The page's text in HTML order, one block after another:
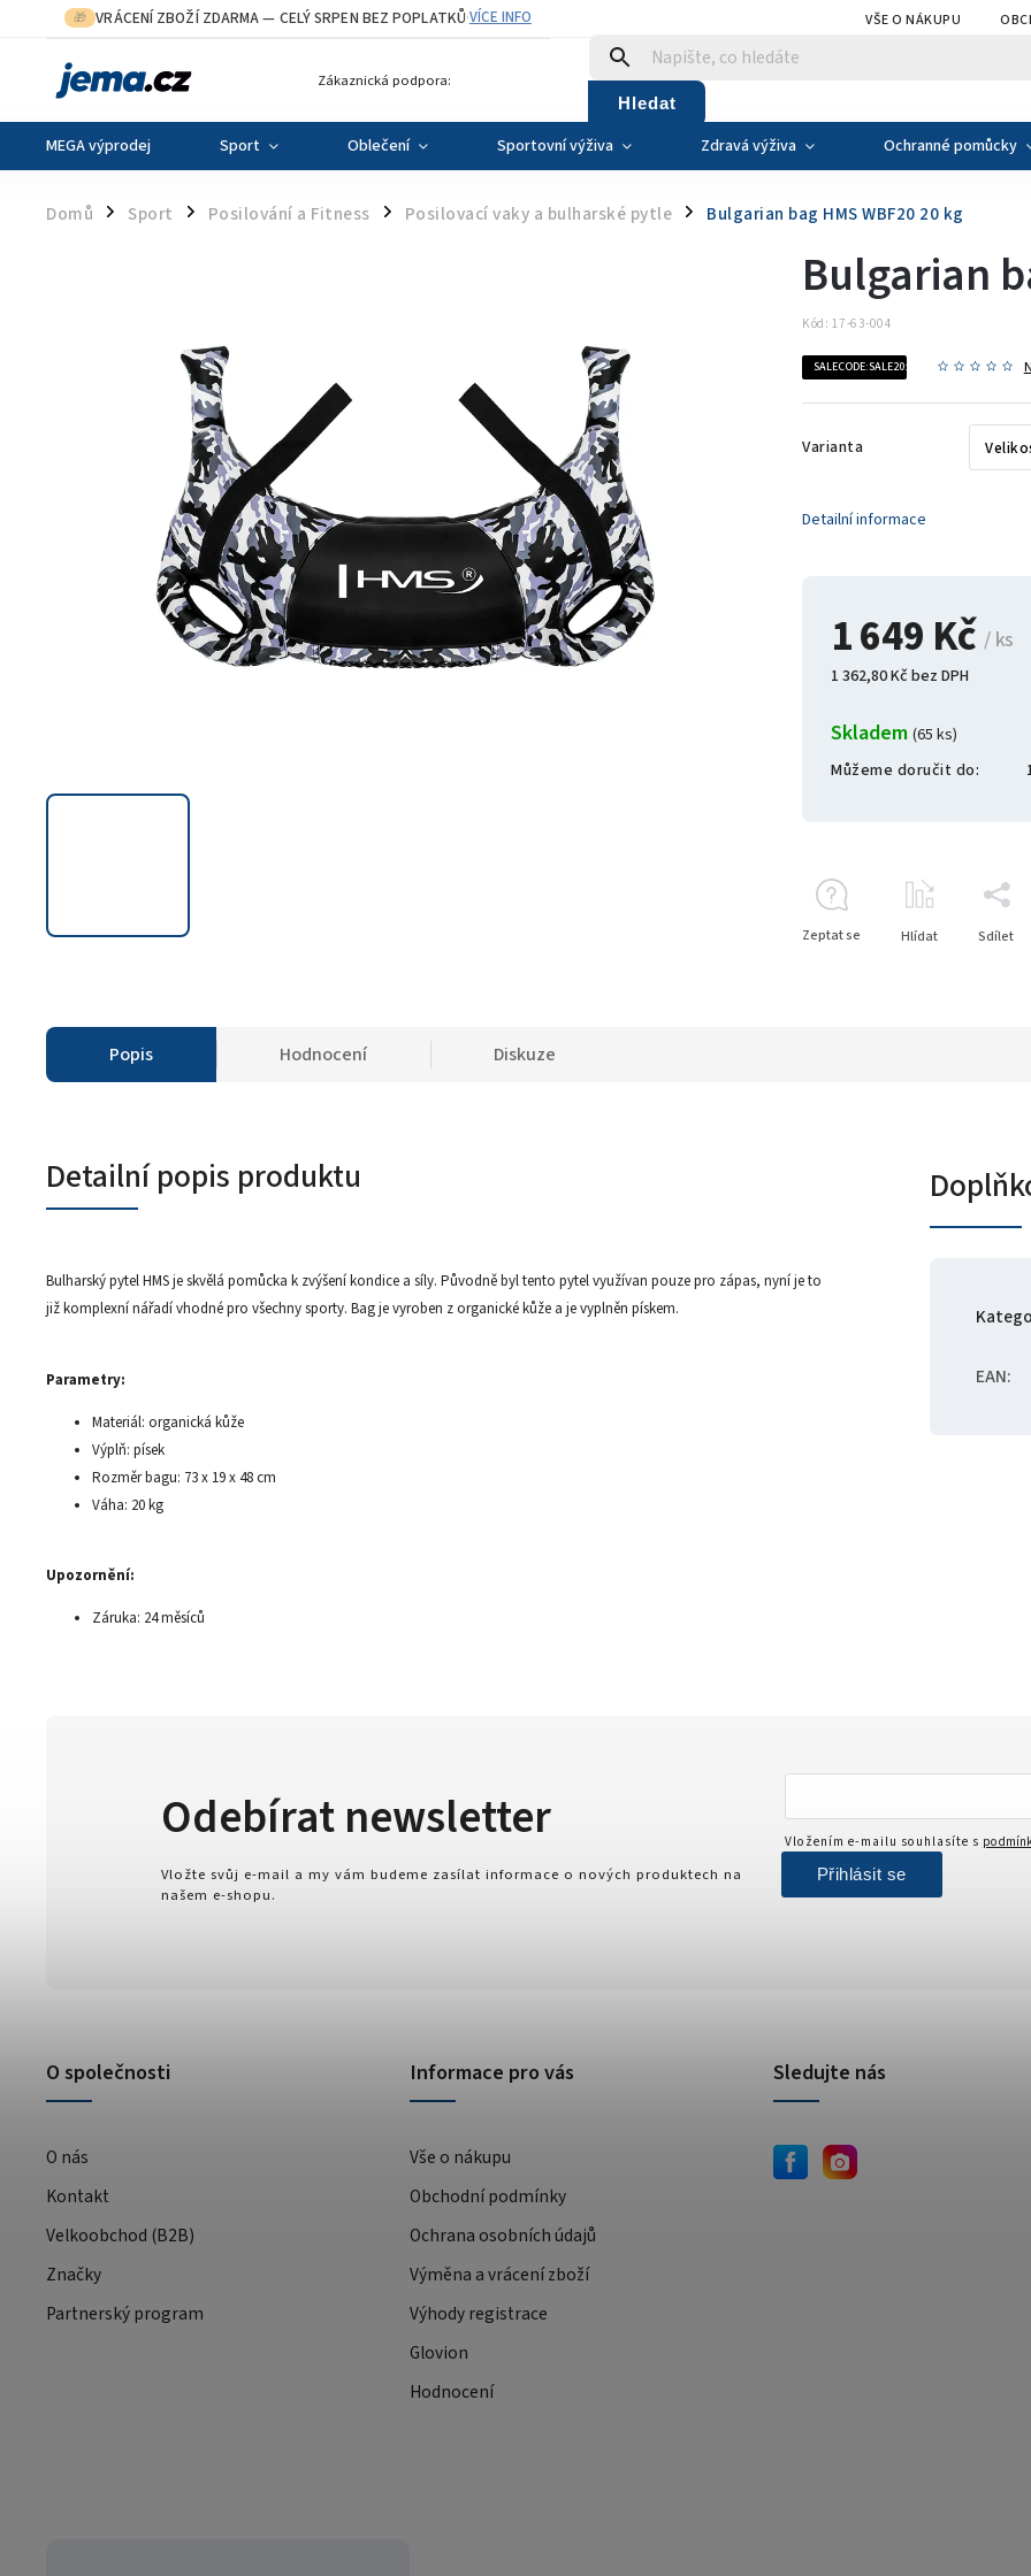
🎁 VRÁCENÍ ZBOŽÍ ZDARMA— CELÝ SRPEN BEZ POPLATKŮ·VÍCE INFO VŠE O NÁKUPU
Zákaznická podpora:
Hledat
MEGA výprodej Sport Oblečení Sportovní výživa Zdravá výživa Ochranné pomůcky
Domů / Sport / Posilování a Fitness / Posilovací vaky a bulharské pytle / Bulgarian bag HMS WBF20 20 kg
1 649 Kč/ ks
1 362,80 Kč bez DPH
Skladem (65 ks)
Můžeme doručit do:
Bulgarian
Kód: 17-63-004
SALECODE:SALE20:20:%
Varianta
Detailní informace
Zeptat se Hlídat Sdílet
Popis Hodnocení Diskuze
Detailní popis produktu
Bulharský pytel HMS je skvělá pomůcka k zvýšení kondice a síly. Původně byl tento pytel využívan pouze pro zápas, nyní je to
již komplexní nářadí vhodné pro všechny sporty. Bag je vyroben z organické kůže a je vyplněn pískem.
Parametry:
Materiál: organická kůže
Výplň: písek
Rozměr bagu: 73 x 19 x 48 cm
Váha: 20 kg
Upozornění:
Záruka: 24 měsíců
EAN:
O společnosti
O nás
Kontakt
Velkoobchod (B2B)
Značky
Partnerský program
Informace pro vás
Vše o nákupu
Obchodní podmínky
Ochrana osobních údajů
Výměna a vrácení zboží
Výhody registrace
Glovion
Hodnocení
Odebírat newsletter
Vložte svůj e-mail a my vám budeme zasílat informace o nových produktech na
našem e-shopu.
Vložením e-mailu souhlasíte s
Přihlásit se
Sledujte nás